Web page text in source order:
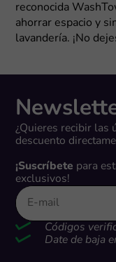
reconocida
ahorrar espacio y
lavandería. ¡No
¿Quieres recibir las
descuento
¡Suscríbete para
exclusivos!
Códigos
Date de baja